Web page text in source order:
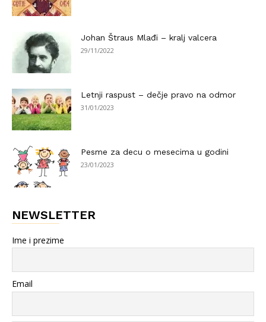
Johan Štraus Mlađi – kralj valcera
29/11/2022
Letnji raspust – dečje pravo na odmor
31/01/2023
Pesme za decu o mesecima u godini
23/01/2023
NEWSLETTER
Ime i prezime
Email